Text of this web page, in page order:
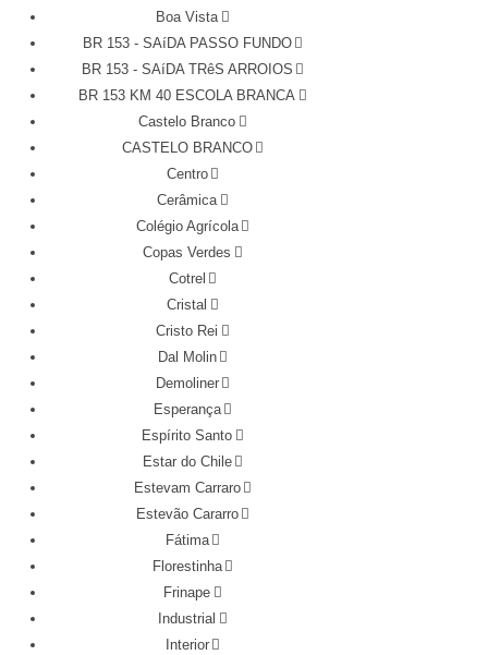
Boa Vista
BR 153 - SAíDA PASSO FUNDO
BR 153 - SAíDA TRêS ARROIOS
BR 153 KM 40 ESCOLA BRANCA
Castelo Branco
CASTELO BRANCO
Centro
Cerâmica
Colégio Agrícola
Copas Verdes
Cotrel
Cristal
Cristo Rei
Dal Molin
Demoliner
Esperança
Espírito Santo
Estar do Chile
Estevam Carraro
Estevão Cararro
Fátima
Florestinha
Frinape
Industrial
Interior